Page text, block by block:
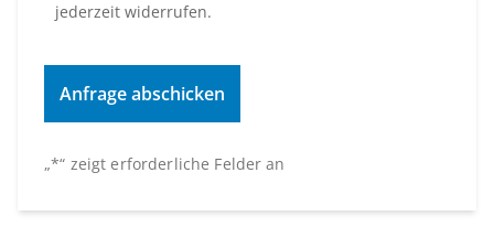
„*“ zeigt erforderliche Felder an
jederzeit widerrufen.